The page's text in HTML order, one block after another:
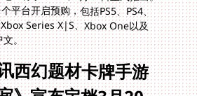
文。
西幻题材卡牌手游
》宣布定档3月20